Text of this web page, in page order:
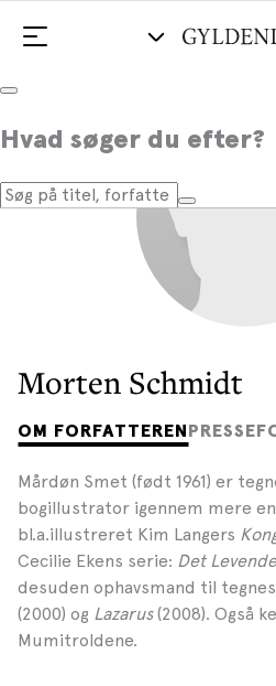
Hvad søger du efter?
Morten Schmidt
OM FORFATTEREN
Mårdøn Smet (født 1961) er
bogillustrator igennem mere
bl.a.illustreret Kim Langers
Cecilie Ekens serie: Det
desuden ophavsmand til
(2000) og Lazarus(2008). Også
Mumitroldene.